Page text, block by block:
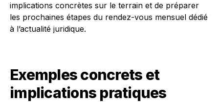
implications concrètes sur le terrain et de préparer
les prochaines étapes du rendez-vous mensuel dédié
à l’actualité juridique.
Exemples concrets et
implications pratiques